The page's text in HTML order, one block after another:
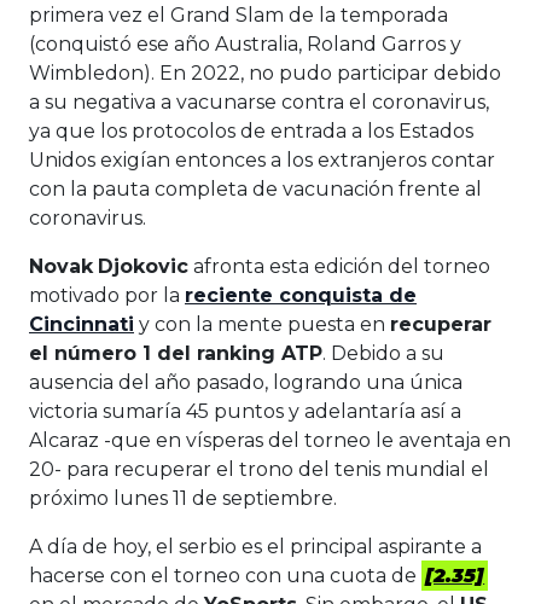
primera vez el Grand Slam de la temporada
(conquistó ese año Australia, Roland Garros y
Wimbledon). En 2022, no pudo participar debido
a su negativa a vacunarse contra el coronavirus,
ya que los protocolos de entrada a los Estados
Unidos exigían entonces a los extranjeros contar
con la pauta completa de vacunación frente al
coronavirus.
Novak Djokovic afronta esta edición del torneo
motivado por la reciente conquista de
Cincinnati y con la mente puesta en recuperar
el número 1 del ranking ATP. Debido a su
ausencia del año pasado, logrando una única
victoria sumaría 45 puntos y adelantaría así a
Alcaraz -que en vísperas del torneo le aventaja en
20- para recuperar el trono del tenis mundial el
próximo lunes 11 de septiembre.
A día de hoy, el serbio es el principal aspirante a
hacerse con el torneo con una cuota de [2.35]